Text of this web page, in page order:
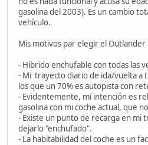
gasolina del 2003). Es un cambio
vehículo.
Mis motivos par elegir el Outlander
- Hibrido enchufable con todas las
- Mi trayecto diario de ida/vuelta a
los que un 70% es autopista con
- Evidentemente, mi intención es
gasolina con mi coche actual, que
- Existe un punto de recarga en mi
dejarlo "enchufado".
- La habitabilidad del coche es un